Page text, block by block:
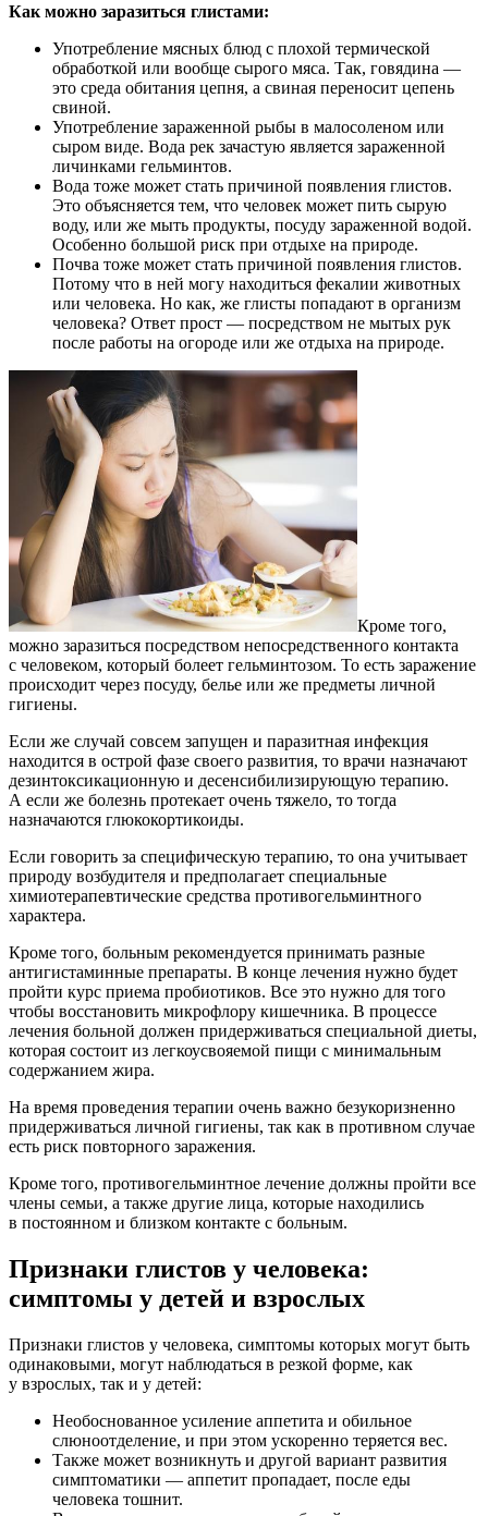
Как можно заразиться глистами:
Употребление мясных блюд с плохой термической
обработкой или вообще сырого мяса. Так, говядина —
это среда обитания цепня, а свиная переносит цепень
свиной.
Употребление зараженной рыбы в малосоленом или
сыром виде. Вода рек зачастую является зараженной
личинками гельминтов.
Вода тоже может стать причиной появления глистов.
Это объясняется тем, что человек может пить сырую
воду, или же мыть продукты, посуду зараженной водой.
Особенно большой риск при отдыхе на природе.
Почва тоже может стать причиной появления глистов.
Потому что в ней могу находиться фекалии животных
или человека. Но как, же глисты попадают в организм
человека? Ответ прост — посредством не мытых рук
после работы на огороде или же отдыха на природе.
Кроме того,
можно заразиться посредством непосредственного контакта
с человеком, который болеет гельминтозом. То есть заражение
происходит через посуду, белье или же предметы личной
гигиены.
Если же случай совсем запущен и паразитная инфекция
находится в острой фазе своего развития, то врачи назначают
дезинтоксикационную и десенсибилизирующую терапию.
А если же болезнь протекает очень тяжело, то тогда
назначаются глюкокортикоиды.
Если говорить за специфическую терапию, то она учитывает
природу возбудителя и предполагает специальные
химиотерапевтические средства противогельминтного
характера.
Кроме того, больным рекомендуется принимать разные
антигистаминные препараты. В конце лечения нужно будет
пройти курс приема пробиотиков. Все это нужно для того
чтобы восстановить микрофлору кишечника. В процессе
лечения больной должен придерживаться специальной диеты,
которая состоит из легкоусвояемой пищи с минимальным
содержанием жира.
На время проведения терапии очень важно безукоризненно
придерживаться личной гигиены, так как в противном случае
есть риск повторного заражения.
Кроме того, противогельминтное лечение должны пройти все
члены семьи, а также другие лица, которые находились
в постоянном и близком контакте с больным.
Признаки глистов у человека:
симптомы у детей и взрослых
Признаки глистов у человека, симптомы которых могут быть
одинаковыми, могут наблюдаться в резкой форме, как
у взрослых, так и у детей:
Необоснованное усиление аппетита и обильное
слюноотделение, и при этом ускоренно теряется вес.
Также может возникнуть и другой вариант развития
симптоматики — аппетит пропадает, после еды
человека тошнит.